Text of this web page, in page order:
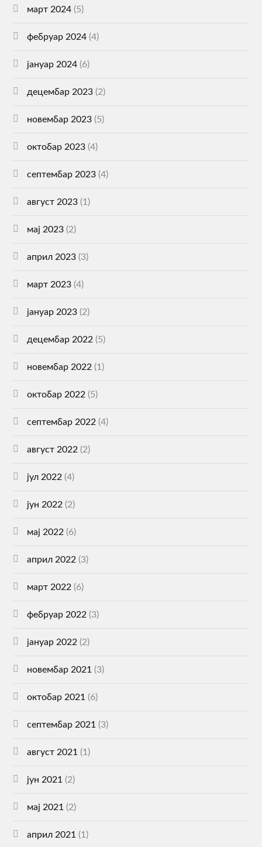
март 2024 (5)
фебруар 2024 (4)
јануар 2024 (6)
децембар 2023 (2)
новембар 2023 (5)
октобар 2023 (4)
септембар 2023 (4)
август 2023 (1)
мај 2023 (2)
април 2023 (3)
март 2023 (4)
јануар 2023 (2)
децембар 2022 (5)
новембар 2022 (1)
октобар 2022 (5)
септембар 2022 (4)
август 2022 (2)
јул 2022 (4)
јун 2022 (2)
мај 2022 (6)
април 2022 (3)
март 2022 (6)
фебруар 2022 (3)
јануар 2022 (2)
новембар 2021 (3)
октобар 2021 (6)
септембар 2021 (3)
август 2021 (1)
јун 2021 (2)
мај 2021 (2)
април 2021 (1)